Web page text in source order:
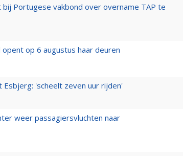
Portugese vakbond over overname TAP te
op 6 augustus haar deuren
Esbjerg: 'scheelt zeven uur rijden'
weer passagiersvluchten naar